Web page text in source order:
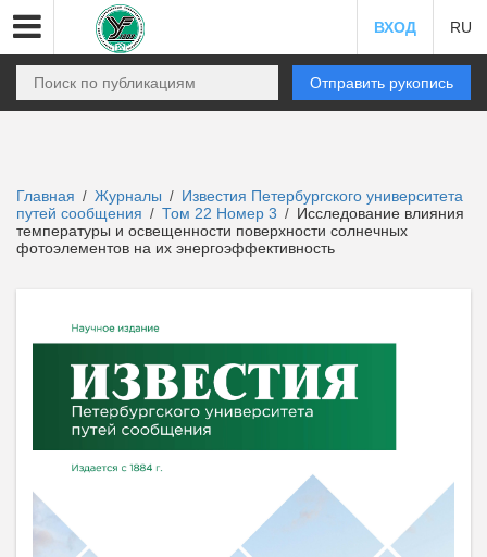
ВХОД RU
Отправить рукопись
Главная / Журналы / Известия Петербургского университета
путей сообщения / Том 22 Номер 3 / Исследование влияния
температуры и освещенности поверхности солнечных
фотоэлементов на их энергоэффективность